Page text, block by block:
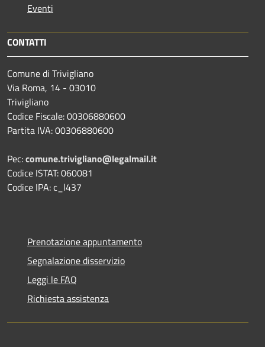
Eventi
CONTATTI
Comune di Trivigliano
Via Roma, 14 - 03010
Trivigliano
Codice Fiscale: 00306880600
Partita IVA: 00306880600
Pec:comune.trivigliano@legalmail.it
Codice ISTAT: 060081
Codice IPA: c_l437
Prenotazione appuntamento
Segnalazione disservizio
Leggi le FAQ
Richiesta assistenza